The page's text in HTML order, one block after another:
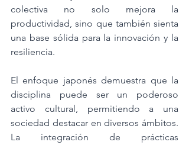
colectiva no solo mejora la
productividad, sino que también sienta
una base sólida para la innovación y la
resiliencia.
El enfoque japonés demuestra que la
disciplina puede ser un poderoso
activo cultural, permitiendo a una
sociedad destacar en diversos ámbitos.
La integración de prácticas